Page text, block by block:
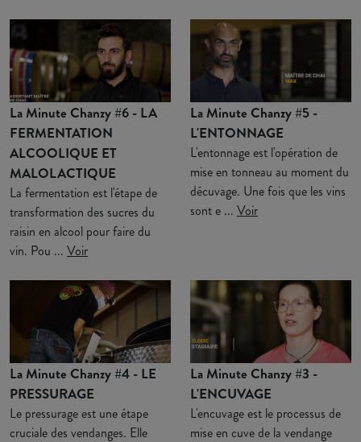
La Minute Chanzy #6 - LA
FERMENTATION
ALCOOLIQUE ET
MALOLACTIQUE
La fermentation est l'étape de
transformation des sucres du
raisin en alcool pour faire du
vin. Pou ... Voir
La Minute Chanzy #5 -
L'ENTONNAGE
L'entonnage est l'opération de
mise en tonneau au moment du
décuvage. Une fois que les vins
sont e ... Voir
La Minute Chanzy #4 - LE
PRESSURAGE
Le pressurage est une étape
cruciale des vendanges. Elle
La Minute Chanzy #3 -
L'ENCUVAGE
L'encuvage est le processus de
mise en cuve de la vendange